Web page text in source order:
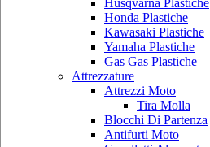
Honda Plastiche
Kawasaki Plastiche
Yamaha Plastiche
Gas Gas Plastiche
Attrezzature
Attrezzi Moto
Tira Molla
Blocchi Di Partenza
Antifurti Moto